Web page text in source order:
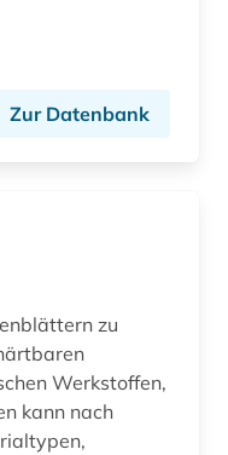
Zur Datenbank
zu
Werkstoffen,
kann nach